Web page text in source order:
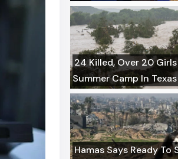
24 Killed, Over 20
Summer Camp In
Hamas Says Ready To